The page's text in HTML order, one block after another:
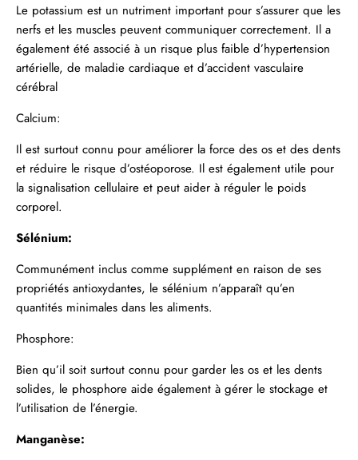
Le potassium est un nutriment important pour s’assurer que les
nerfs et les muscles peuvent communiquer correctement. Il a
également été associé à un risque plus faible d’hypertension
artérielle, de maladie cardiaque et d’accident vasculaire
cérébral
Calcium:
Il est surtout connu pour améliorer la force des os et des dents
et réduire le risque d’ostéoporose. Il est également utile pour
la signalisation cellulaire et peut aider à réguler le poids
corporel.
Sélénium:
Communément inclus comme supplément en raison de ses
propriétés antioxydantes, le sélénium n’apparaît qu’en
quantités minimales dans les aliments.
Phosphore:
Bien qu’il soit surtout connu pour garder les os et les dents
solides, le phosphore aide également à gérer le stockage et
l’utilisation de l’énergie.
Manganèse: